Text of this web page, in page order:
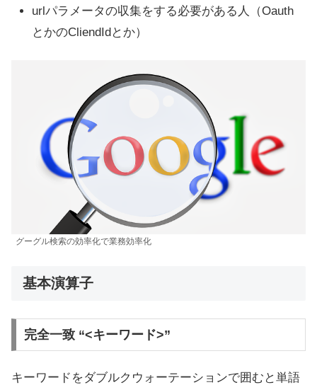
urlパラメータの収集をする必要がある人（Oauth
とかのCliendIdとか）
グーグル検索の効率化で業務効率化
基本演算子
完全一致 “<キーワード>”
キーワードをダブルクウォーテーションで囲むと単語